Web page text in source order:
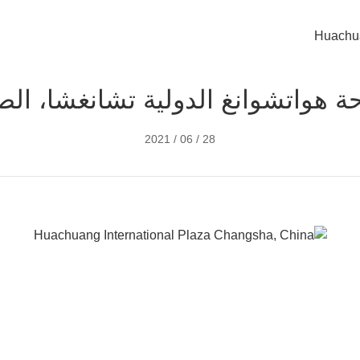
هواتشوانغ الدولية تشانغشا،
28 / 06 / 2021